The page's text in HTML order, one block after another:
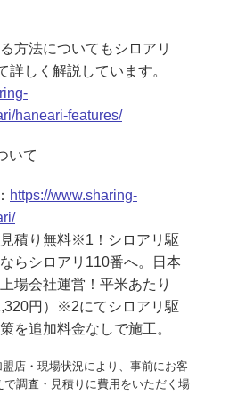
方法についてもシロアリ
詳しく解説しています。
haneari-features/
いて
https://www.sharing-
積り無料※1！シロアリ駆
らシロアリ110番へ。日本
場会社運営！平米あたり
円）※2にてシロアリ駆
を追加料金なしで施工。
店・現場状況により、事前にお客
で調査・見積りに費用をいただく場